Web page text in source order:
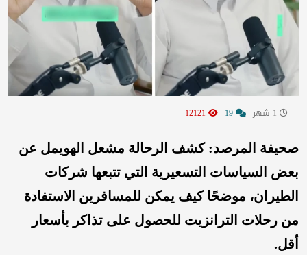
صحيفة المرصد: كشف الرحالة مشعل الهويمل عن
بعض السياسات التسعيرية التي تتبعها شركات
الطيران، موضحًا كيف يمكن للمسافرين الاستفادة
من رحلات الترانزيت للحصول على تذاكر بأسعار
أقل.